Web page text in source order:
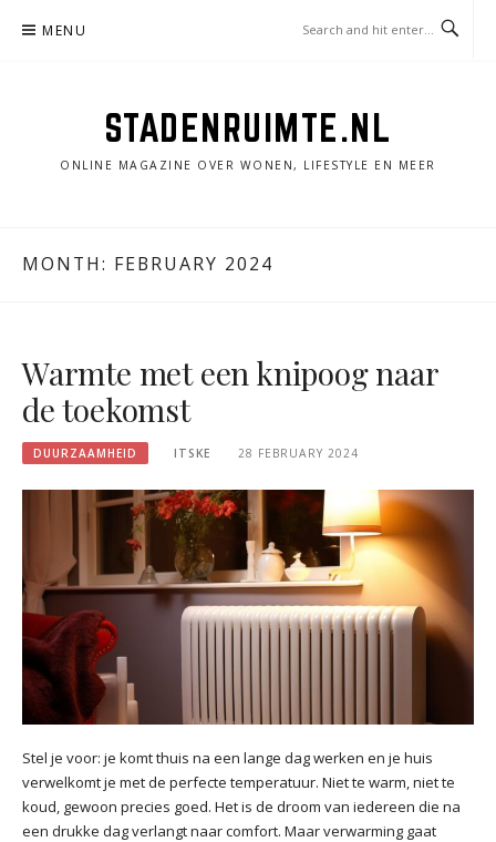
MENU
STADENRUIMTE.NL
ONLINE MAGAZINE OVER WONEN, LIFESTYLE EN MEER
MONTH: FEBRUARY 2024
Warmte met een knipoog naar
de toekomst
DUURZAAMHEID ITSKE 28 FEBRUARY 2024
Stel je voor: je komt thuis na een lange dag werken en je huis
verwelkomt je met de perfecte temperatuur. Niet te warm, niet te
koud, gewoon precies goed. Het is de droom van iedereen die na
een drukke dag verlangt naar comfort. Maar verwarming gaat